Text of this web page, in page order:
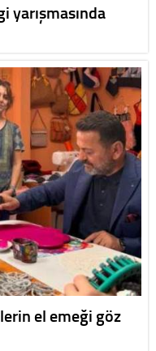
el emeği göz